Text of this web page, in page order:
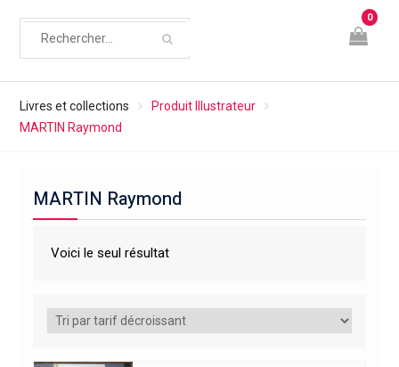
0
Livres et collections
Produit Illustrateur
MARTIN Raymond
MARTIN Raymond
Voici le seul résultat